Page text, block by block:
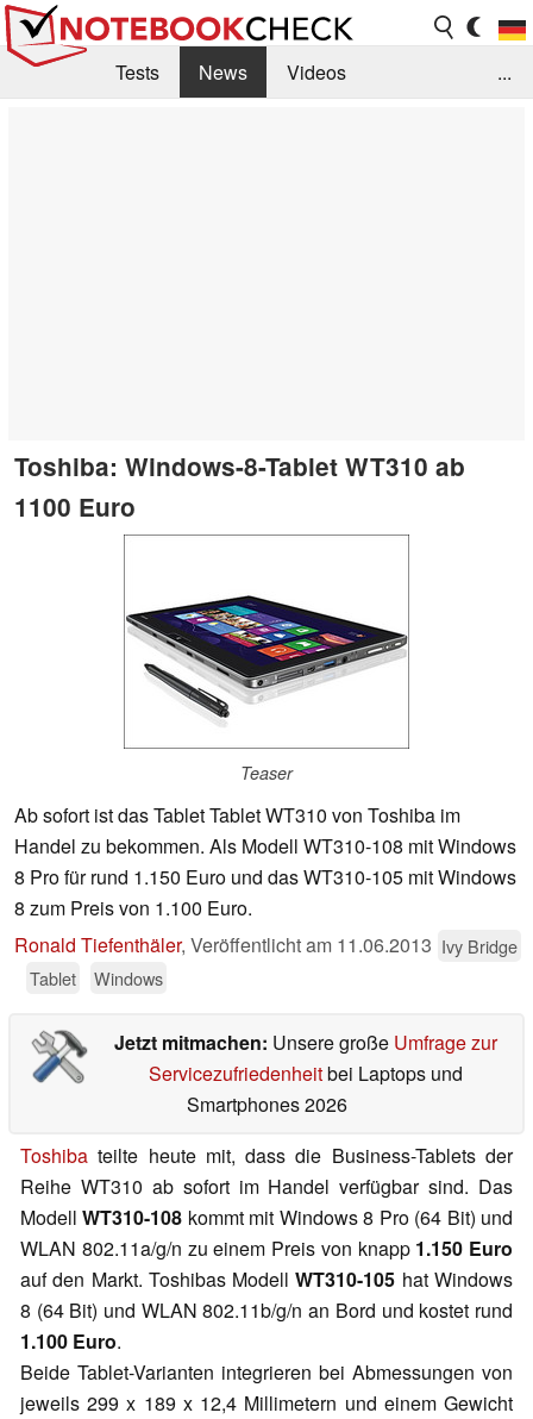
Tests News
Videos
...
Toshiba: Windows-8-Tablet WT310 ab
1100 Euro
Teaser
Ab sofort ist das Tablet Tablet WT310 von Toshiba im
Handel zu bekommen. Als Modell WT310-108 mit Windows
8 Pro für rund 1.150 Euro und das WT310-105 mit Windows
8 zum Preis von 1.100 Euro.
Ronald Tiefenthäler, Veröffentlicht am 11.06.2013 Ivy Bridge
Tablet
Windows
Jetzt mitmachen: Unsere große Umfrage zur
Servicezufriedenheitbei Laptops und
Smartphones 2026
Toshiba teilte heute mit, dass die Business-Tablets der
Reihe WT310 ab sofort im Handel verfügbar sind. Das
ModellWT310-108 kommt mit Windows 8 Pro (64 Bit) und
WLAN 802.11a/g/n zu einem Preis von knapp 1.150 Euro
auf den Markt. Toshibas ModellWT310-105 hat Windows
8 (64 Bit) und WLAN 802.11b/g/n an Bord und kostet rund
1.100 Euro.
Beide Tablet-Varianten integrieren bei Abmessungen von
jeweils 299 x 189 x 12,4 Millimetern und einem Gewicht